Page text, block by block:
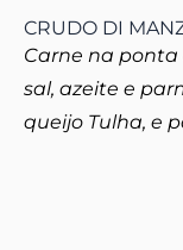
CRUDO DI
Carne na ponta
sal, azeite e
queijo Tulha, e